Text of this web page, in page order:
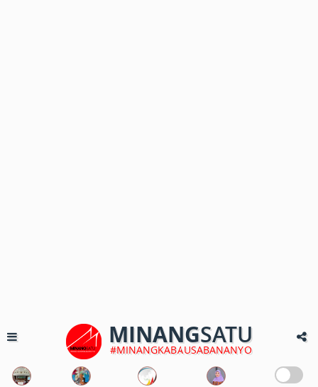
MINANGSATU
#MINANGKABAUSABANANYO